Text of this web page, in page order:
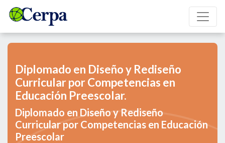
Diplomado en Diseño y Rediseño
Curricular por Competencias en
Educación Preescolar.
Diplomado en Diseño y Rediseño
Curricular por Competencias en Educación
Preescolar